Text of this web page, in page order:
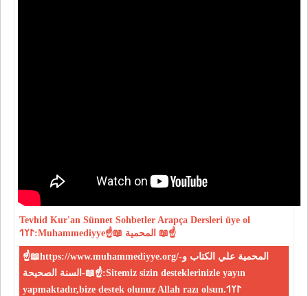
Tevhid Kur'an Sünnet Sohbetler Arapça Dersleri üye ol
𐰃𐰠𐰯:Muhammediyye☝📖 المحمية 📖☝
☝📖https://www.muhammediyye.org/-المحمية علي الكتاب و
السنة الصحيحة-📖☝:Sitemiz sizin desteklerinizle yayın
yapmaktadır,bize destek olunuz Allah razı olsun.𐰃𐰠𐰯